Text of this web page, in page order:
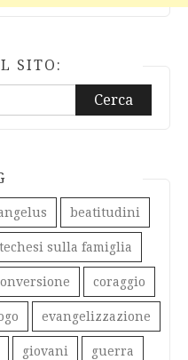
SITO:
beatitudini
sulla famiglia
coraggio
evangelizzazione
giovani guerra